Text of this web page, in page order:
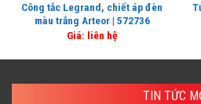
Công tắc Legrand, chiết áp đèn
màu trắng Arteor | 572736
Giá: liên hệ
TIN TỨC